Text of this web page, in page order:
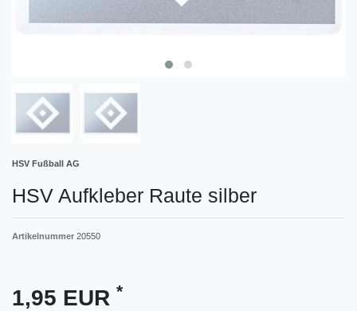
HSV Fußball AG
HSV Aufkleber Raute silber
Artikelnummer 20550
1,95 EUR *